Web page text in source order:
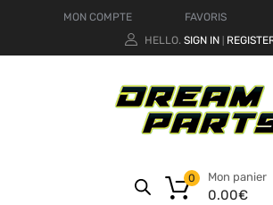
MON COMPTE FAVORIS
HELLO. SIGN IN
Mon panier
0.00€
0